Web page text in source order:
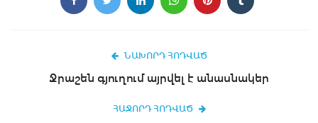
ՆԱԽՈՐԴ ՀՈԴՎԱԾ
Ջրաշեն գյուղում այրվել է անասնակեր
ՀԱՋՈՐԴ ՀՈԴՎԱԾ